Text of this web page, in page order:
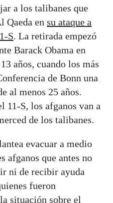
a los talibanes que
Qaeda en su ataque a
S. La retirada empezó
Barack Obama en
años, cuando los más
de Bonn una
al menos 25 años.
11-S, los afganos van a
de los talibanes.
evacuar a medio
afganos que antes no
ni de recibir ayuda
fueron
situación sobre el